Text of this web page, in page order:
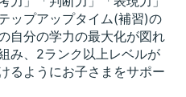
ップアップタイム(補習)の
自分の学力の最大化が図れ
み、2ランク以上レベルが
るようにお子さまをサポー